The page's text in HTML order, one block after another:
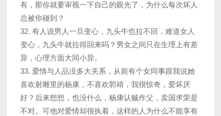
有，那你就要审视一下自己的眼光了，为什么每次坏人
总被你碰到？
32. 有人说男人一旦变心，九头牛也拉不回，难道女人
变心，九头牛就拉得回来吗？男女之间只在生理上有差
异，心理方面大同小异。
33. 爱情与人品没多大关系，从前有个女同事跟我说她
喜欢射雕里的杨康，不喜欢郭靖，我很惊奇，爱坏厌
好？后来想想，也没什么，杨康认贼作父，卖国求荣是
不对。可他对爱情却很执着，这样的人为什么不能享有